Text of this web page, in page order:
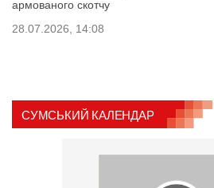
армованого скотчу
28.07.2026, 14:08
СУМСЬКИЙ КАЛЕНДАР